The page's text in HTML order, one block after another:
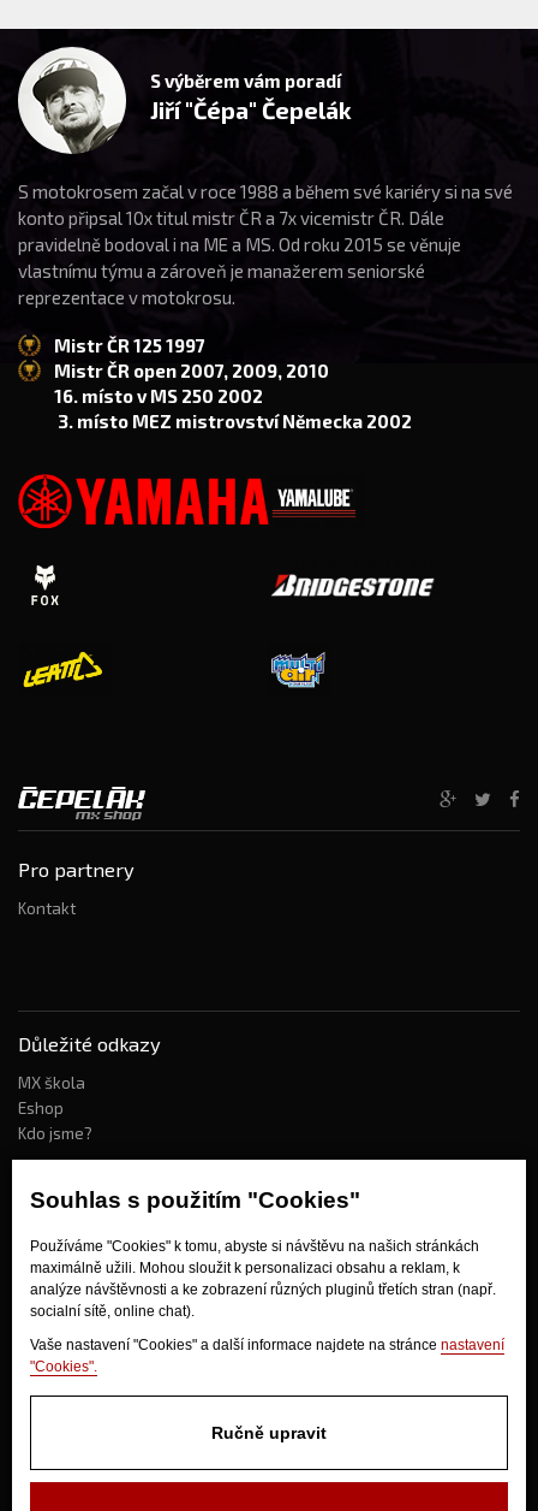
Souhlas s použitím "Cookies"
Používáme "Cookies" k tomu, abyste si návštěvu na našich stránkách
maximálně užili. Mohou sloužit k personalizaci obsahu a reklam, k
analýze návštěvnosti a ke zobrazení různých pluginů třetích stran (např.
socialní sítě, online chat).
Vaše nastavení "Cookies" a další informace najdete na stránce nastavení
"Cookies".
Ručně upravit
S výběrem vám poradí
Jiří "Čépa" Čepelák
S motokrosem začal v roce 1988 a během své kariéry si na své
konto připsal 10x titul mistr ČR a 7x vicemistr ČR. Dále
pravidelně bodoval i na ME a MS. Od roku 2015 se věnuje
vlastnímu týmu a zároveň je manažerem seniorské
reprezentace v motokrosu.
Mistr ČR 125 1997
Mistr ČR open 2007, 2009, 2010
16. místo v MS 250 2002
3. místo MEZ mistrovství Německa 2002
Pro partnery
Kontakt
Důležité odkazy
MX škola
Eshop
Kdo jsme?
Jak nakupovat?
Obchodní podmínky
Doprava
Odstoupení od kupní smlouvy